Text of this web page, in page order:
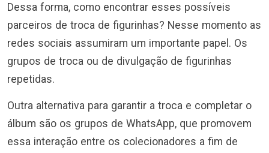
Dessa forma, como encontrar esses possíveis
parceiros de troca de figurinhas? Nesse momento as
redes sociais assumiram um importante papel. Os
grupos de troca ou de divulgação de figurinhas
repetidas.
Outra alternativa para garantir a troca e completar o
álbum são os grupos de WhatsApp, que promovem
essa interação entre os colecionadores a fim de